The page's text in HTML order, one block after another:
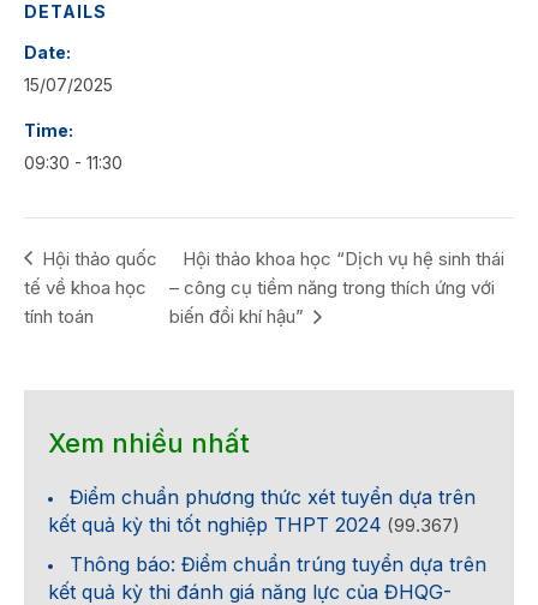
DETAILS
Date:
15/07/2025
Time:
09:30 - 11:30
Hội thảo quốc
tế về khoa học
tính toán
Hội thảo khoa học “Dịch vụ hệ sinh thái
– công cụ tiềm năng trong thích ứng với
biến đổi khí hậu”
Xem nhiều nhất
Điểm chuẩn phương thức xét tuyển dựa trên
kết quả kỳ thi tốt nghiệp THPT 2024 (99.367)
Thông báo: Điểm chuẩn trúng tuyển dựa trên
kết quả kỳ thi đánh giá năng lực của ĐHQG-